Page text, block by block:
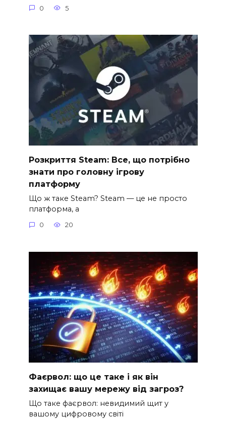
0 5
Розкриття Steam: Все, що потрібно
знати про головну ігрову
платформу
Що ж таке Steam? Steam — це не просто
платформа, а
0 20
Фаєрвол: що це таке і як він
захищає вашу мережу від загроз?
Що таке фаєрвол: невидимий щит у
вашому цифровому світі